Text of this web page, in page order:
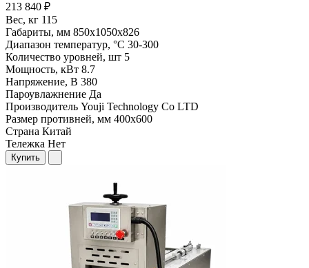
213 840 ₽
Вес, кг 115
Габариты, мм 850х1050х826
Диапазон температур, °С 30-300
Количество уровней, шт 5
Мощность, кВт 8.7
Напряжение, В 380
Пароувлажнение Да
Производитель Youji Technology Co LTD
Размер противней, мм 400х600
Страна Китай
Тележка Нет
Купить